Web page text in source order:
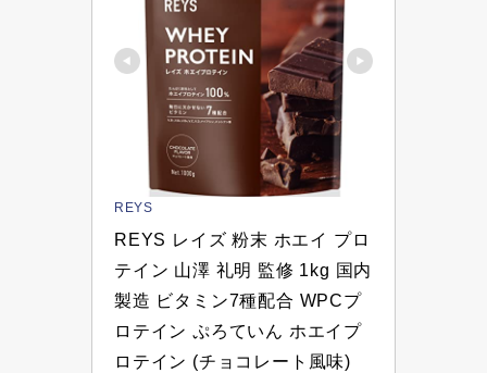
REYS
REYS レイズ 粉末 ホエイ プロ
テイン 山澤 礼明 監修 1kg 国内
製造 ビタミン7種配合 WPCプ
ロテイン ぷろていん ホエイプ
ロテイン (チョコレート風味)